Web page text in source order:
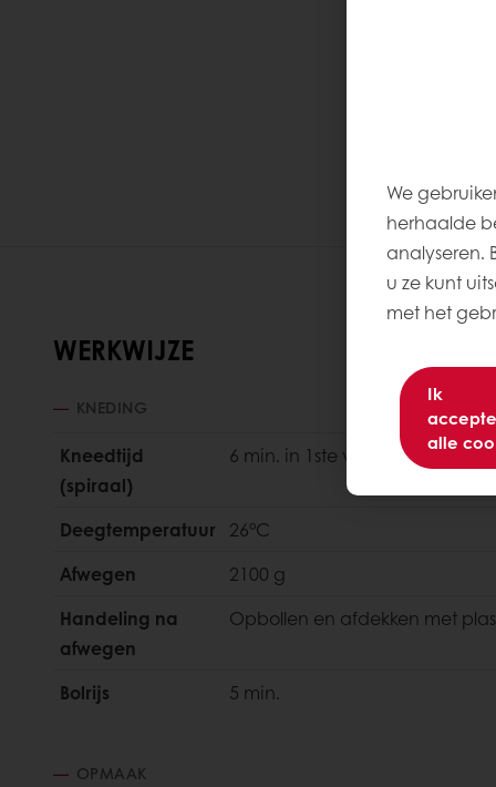
WERKWIJZE
KNEDING
Kneedtijd
(spiraal)
6 min. in 1ste versnelling en 4
Deegtemperatuur
26°C
Afwegen
2100 g
Handeling na
afwegen
Opbollen en afdekken met
Bolrijs 5 min.
OPMAAK
We
herhaalde
analyseren.
u ze kunt
met het
Ik
alle